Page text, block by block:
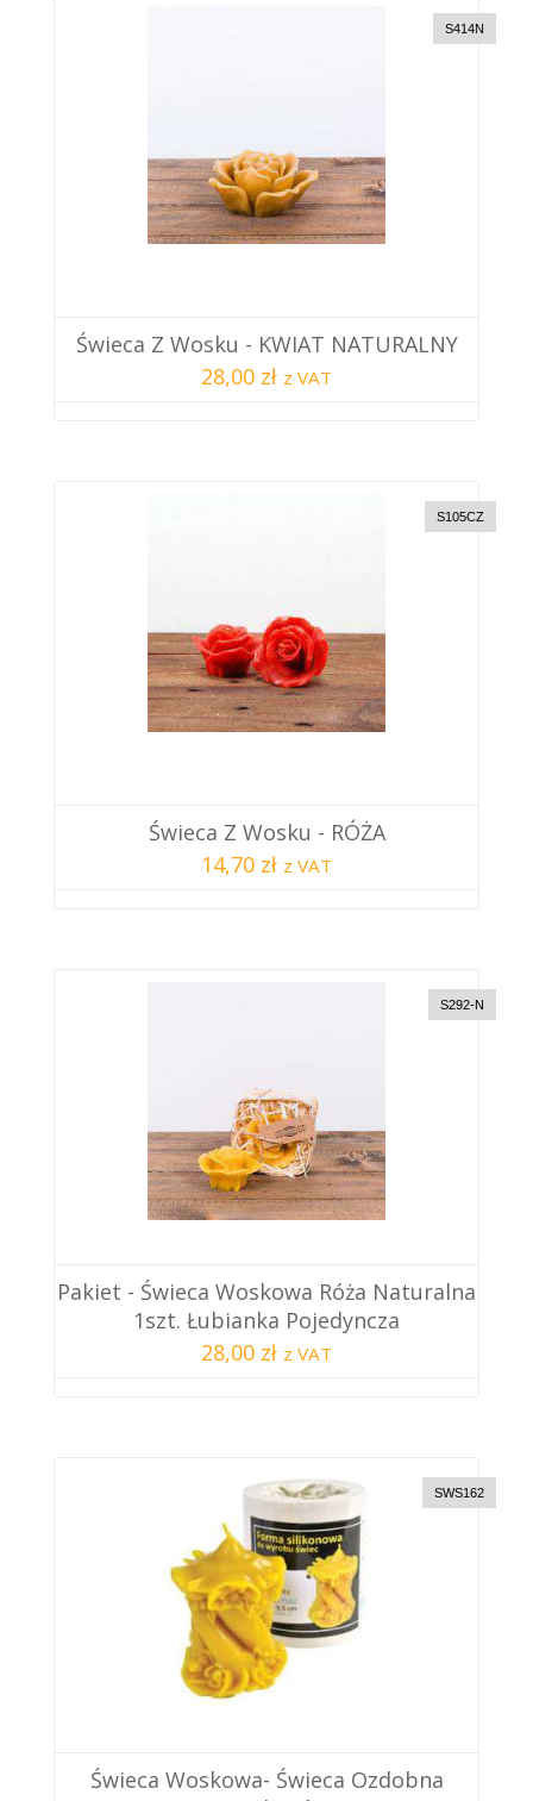
S414N
Świeca Z Wosku - KWIAT NATURALNY
28,00 zł z VAT
S105CZ
Świeca Z Wosku - RÓŻA
14,70 zł z VAT
S292-N
Pakiet - Świeca Woskowa Róża Naturalna
1szt. Łubianka Pojedyncza
28,00 zł z VAT
SWS162
Świeca Woskowa- Świeca Ozdobna